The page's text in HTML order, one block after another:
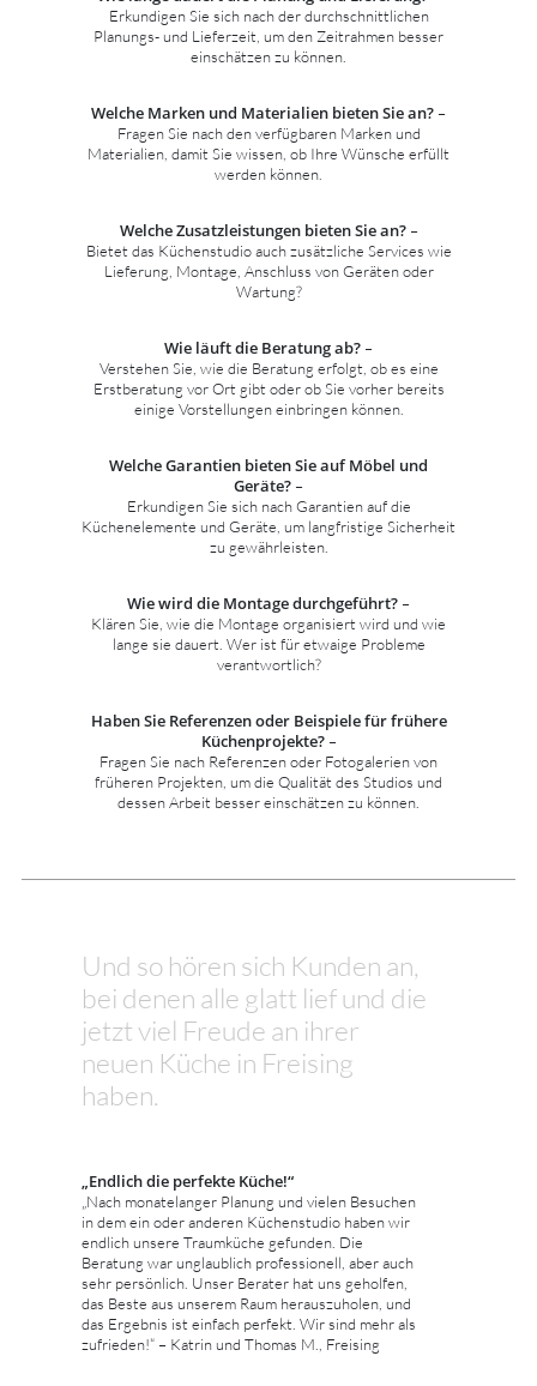
Erkundigen Sie sich nach der durchschnittlichen
Planungs- und Lieferzeit, um den Zeitrahmen besser
einschätzen zu können.
Welche Marken und Materialien bieten Sie an? –
Fragen Sie nach den verfügbaren Marken und
Materialien, damit Sie wissen, ob Ihre Wünsche erfüllt
werden können.
Welche Zusatzleistungen bieten Sie an?–
Bietet das Küchenstudio auch zusätzliche Services wie
Lieferung, Montage, Anschluss von Geräten oder
Wartung?
Wie läuft die Beratung ab? –
Verstehen Sie, wie die Beratung erfolgt, ob es eine
Erstberatung vor Ort gibt oder ob Sie vorher bereits
einige Vorstellungen einbringen können.
Welche Garantien bieten Sie auf Möbel und
Geräte? –
Erkundigen Sie sich nach Garantien auf die
Küchenelemente und Geräte, um langfristige Sicherheit
zu gewährleisten.
Wie wird die Montage durchgeführt? –
Klären Sie, wie die Montage organisiert wird und wie
lange sie dauert. Wer ist für etwaige Probleme
verantwortlich?
Haben Sie Referenzen oder Beispiele für frühere
Küchenprojekte? –
Fragen Sie nach Referenzen oder Fotogalerien von
früheren Projekten, um die Qualität des Studios und
dessen Arbeit besser einschätzen zu können.
Und so hören sich Kunden an,
bei denen alle glatt lief und die
jetzt viel Freude an ihrer
neuen Küche in Freising
haben.
„Endlich die perfekte Küche!“
„Nach monatelanger Planung und vielen Besuchen
in dem ein oder anderen Küchenstudio haben wir
endlich unsere Traumküche gefunden. Die
Beratung war unglaublich professionell, aber auch
sehr persönlich. Unser Berater hat uns geholfen,
das Beste aus unserem Raum herauszuholen, und
das Ergebnis ist einfach perfekt. Wir sind mehr als
zufrieden!“ – Katrin und Thomas M., Freising